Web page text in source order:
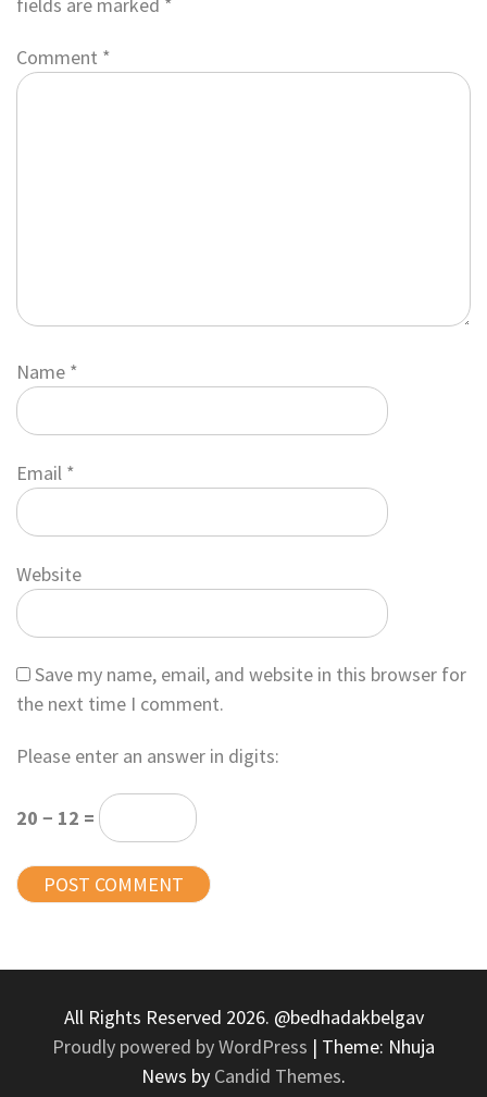
fields are marked *
Comment *
Name *
Email *
Website
Save my name, email, and website in this browser for
the next time I comment.
Please enter an answer in digits:
20 − 12 =
All Rights Reserved 2026. @bedhadakbelgav
Proudly powered by WordPress | Theme: Nhuja
News by Candid Themes.